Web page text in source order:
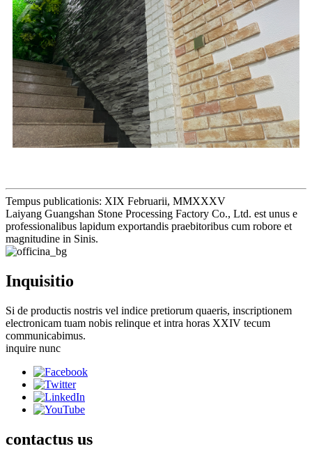
Tempus publicationis: XIX Februarii, MMXXXV
Laiyang Guangshan Stone Processing Factory Co., Ltd. est unus e
professionalibus lapidum exportandis praebitoribus cum robore et
magnitudine in Sinis.
Inquisitio
Si de productis nostris vel indice pretiorum quaeris, inscriptionem
electronicam tuam nobis relinque et intra horas XXIV tecum
communicabimus.
inquire nunc
contactus us